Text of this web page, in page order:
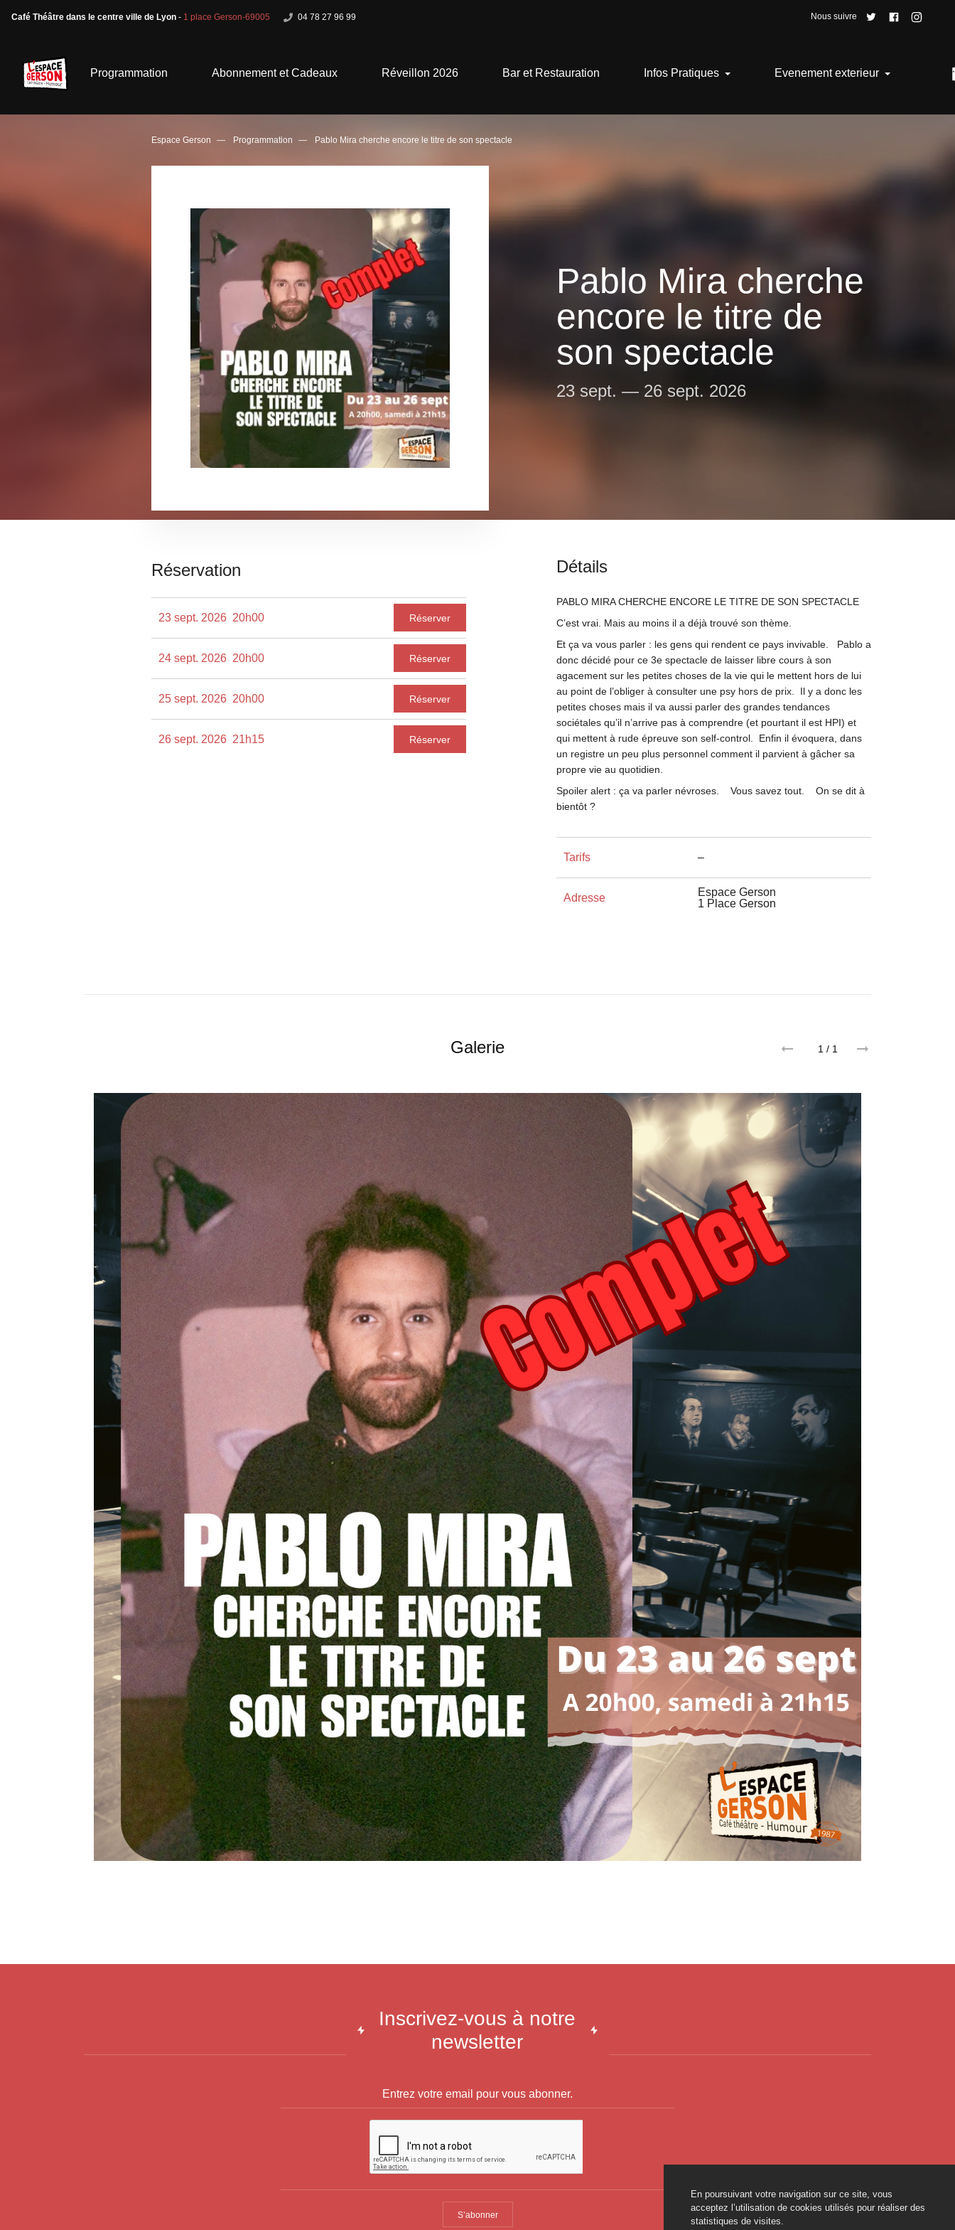
En poursuivant votre navigation sur ce site, vous
acceptez l’utilisation de cookies utilisés pour réaliser des
statistiques de visites.
Café Théâtre dans le centre ville de Lyon - 1 place Gerson-69005 04 78 27 96 99 Nous suivre
Programmation Abonnement et Cadeaux Réveillon 2026 Bar et Restauration Infos Pratiques Evenement exterieur
Espace Gerson Programmation Pablo Mira cherche encore le titre de son spectacle
Pablo Mira cherche
encore le titre de
son spectacle
23 sept. — 26 sept. 2026
Réservation
23 sept. 2026 20h00 Réserver
24 sept. 2026 20h00 Réserver
25 sept. 2026 20h00 Réserver
26 sept. 2026 21h15 Réserver
Détails
PABLO MIRA CHERCHE ENCORE LE TITRE DE SON SPECTACLE
C’est vrai. Mais au moins il a déjà trouvé son thème.
Et ça va vous parler : les gens qui rendent ce pays invivable. Pablo a
donc décidé pour ce 3e spectacle de laisser libre cours à son
agacement sur les petites choses de la vie qui le mettent hors de lui
au point de l’obliger à consulter une psy hors de prix. Il y a donc les
petites choses mais il va aussi parler des grandes tendances
sociétales qu’il n’arrive pas à comprendre (et pourtant il est HPI) et
qui mettent à rude épreuve son self-control. Enfin il évoquera, dans
un registre un peu plus personnel comment il parvient à gâcher sa
propre vie au quotidien.
Spoiler alert : ça va parler névroses. Vous savez tout. On se dit à
bientôt ?
Tarifs –
Adresse
Espace Gerson
1 Place Gerson
Galerie 1 / 1
Inscrivez-vous à notre
newsletter
S’abonner